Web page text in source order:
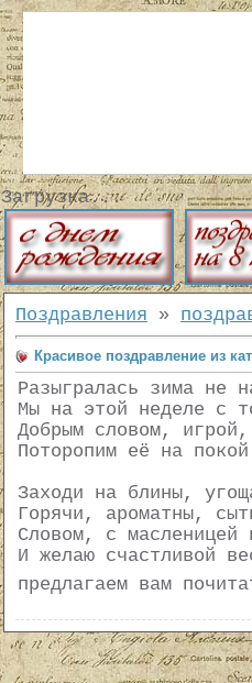
Загрузка...
Поздравления »
Красивое поздравление из
Разыгралась зима не
Мы на этой неделе с
Добрым словом, игрой,
Поторопим её на
Заходи на блины,
Горячи, ароматны,
Словом, с масленицей
И желаю счастливой
предлагаем вам